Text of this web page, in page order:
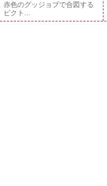
赤色のグッジョブで合図する
ピクト...